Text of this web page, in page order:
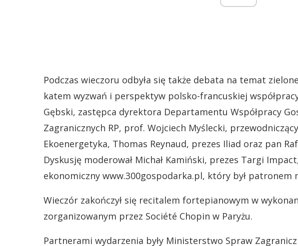
Podczas wieczoru odbyła się także debata na temat
katem wyzwań i perspektyw polsko-francuskiej
Gębski, zastępca dyrektora Departamentu Współpracy
Zagranicznych RP, prof. Wojciech Myślecki,
Ekoenergetyka, Thomas Reynaud, prezes Iliad oraz pan
Dyskusję moderował Michał Kamiński, prezes Targi
ekonomiczny www.300gospodarka.pl, który był patronem
Wieczór zakończył się recitalem fortepianowym w